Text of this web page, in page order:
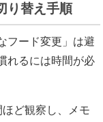
り替え手順
フード変更」は避
れるには時間が必
ど観察し、メモ